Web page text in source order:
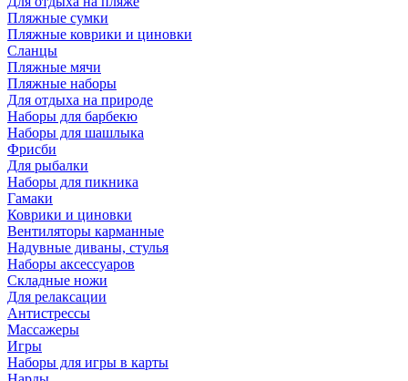
Пляжные сумки
Пляжные коврики и циновки
Сланцы
Пляжные мячи
Пляжные наборы
Для отдыха на природе
Наборы для барбекю
Наборы для шашлыка
Фрисби
Для рыбалки
Наборы для пикника
Гамаки
Коврики и циновки
Вентиляторы карманные
Надувные диваны, стулья
Наборы аксессуаров
Складные ножи
Для релаксации
Антистрессы
Массажеры
Игры
Наборы для игры в карты